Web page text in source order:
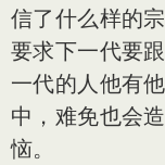
信了什么样的
要求下一代要
一代的人他有
中，难免也会
恼。